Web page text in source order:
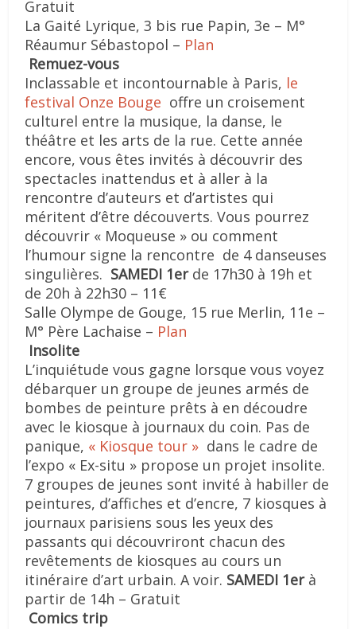
Gratuit
La Gaité Lyrique, 3 bis rue Papin, 3e – M°
Réaumur Sébastopol – Plan
Remuez-vous
Inclassable et incontournable à Paris, le
festival Onze Bouge offre un croisement
culturel entre la musique, la danse, le
théâtre et les arts de la rue. Cette année
encore, vous êtes invités à découvrir des
spectacles inattendus et à aller à la
rencontre d’auteurs et d’artistes qui
méritent d’être découverts. Vous pourrez
découvrir « Moqueuse » ou comment
l’humour signe la rencontre de 4 danseuses
singulières. SAMEDI 1er de 17h30 à 19h et
de 20h à 22h30 – 11€
Salle Olympe de Gouge, 15 rue Merlin, 11e –
M° Père Lachaise – Plan
Insolite
L’inquiétude vous gagne lorsque vous voyez
débarquer un groupe de jeunes armés de
bombes de peinture prêts à en découdre
avec le kiosque à journaux du coin. Pas de
panique, « Kiosque tour » dans le cadre de
l’expo « Ex-situ » propose un projet insolite.
7 groupes de jeunes sont invité à habiller de
peintures, d’affiches et d’encre, 7 kiosques à
journaux parisiens sous les yeux des
passants qui découvriront chacun des
revêtements de kiosques au cours un
itinéraire d’art urbain. A voir. SAMEDI 1er à
partir de 14h – Gratuit
Comics trip